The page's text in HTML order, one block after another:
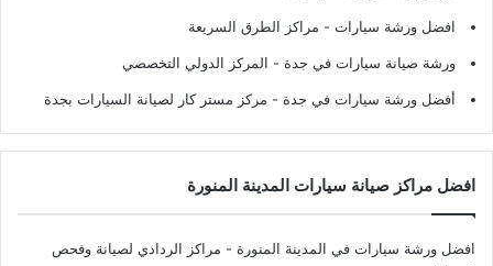
افضل ورشة سيارات - مراكز الطرق السريعة
ورشة صيانة سيارات في جدة - المركز الدولي التخصصي
أفضل ورشة سيارات في جدة - مركز مستر كار لصيانة السيارات بجدة
افضل مراكز صيانة سيارات المدينة المنورة
افضل ورشة سيارات في المدينة المنورة - مراكز الردادي لصيانة وفحص